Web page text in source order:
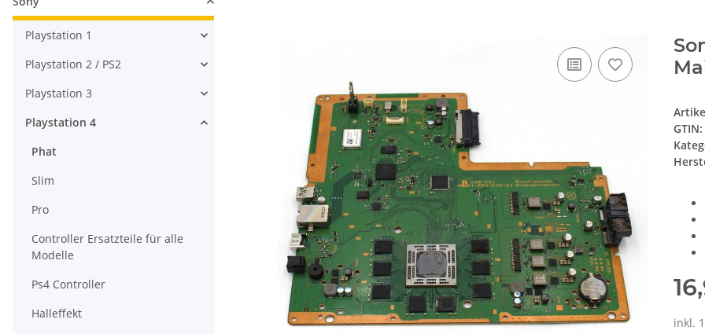
GTIN:
inkl.
Playstation 1
Playstation 2 / PS2
Playstation 3
Playstation 4
Phat
Slim
Pro
Controller Ersatzteile für alle
Modelle
Ps4 Controller
Halleffekt